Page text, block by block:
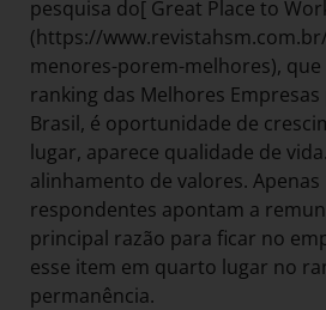
pesquisa do[ Great Place to
(https://
menores-porem-melhores),
ranking das Melhores
Brasil, é oportunidade de
lugar, aparece qualidade de
alinhamento de valores. Apenas
respondentes apontam a
principal razão para ficar no
esse item em quarto lugar no
permanência.